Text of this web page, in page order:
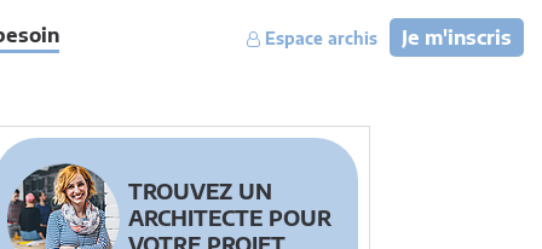
Je m'inscris
Espace archis
TROUVEZ UN
ARCHITECTE POUR